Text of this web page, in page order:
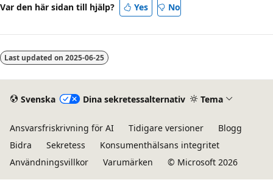
Var den här sidan till hjälp? Yes No
Last updated on 2025-06-25
Svenska Dina sekretessalternativ Tema
Ansvarsfriskrivning för AI Tidigare versioner
Blogg
Bidra
Sekretess
Konsumenthälsans integritet
Användningsvillkor
Varumärken © Microsoft 2026